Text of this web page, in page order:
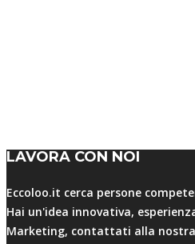
LAVORA CON NOI
Eccoloo.it cerca persone
Hai un'idea innovativa,
Marketing, contattati alla